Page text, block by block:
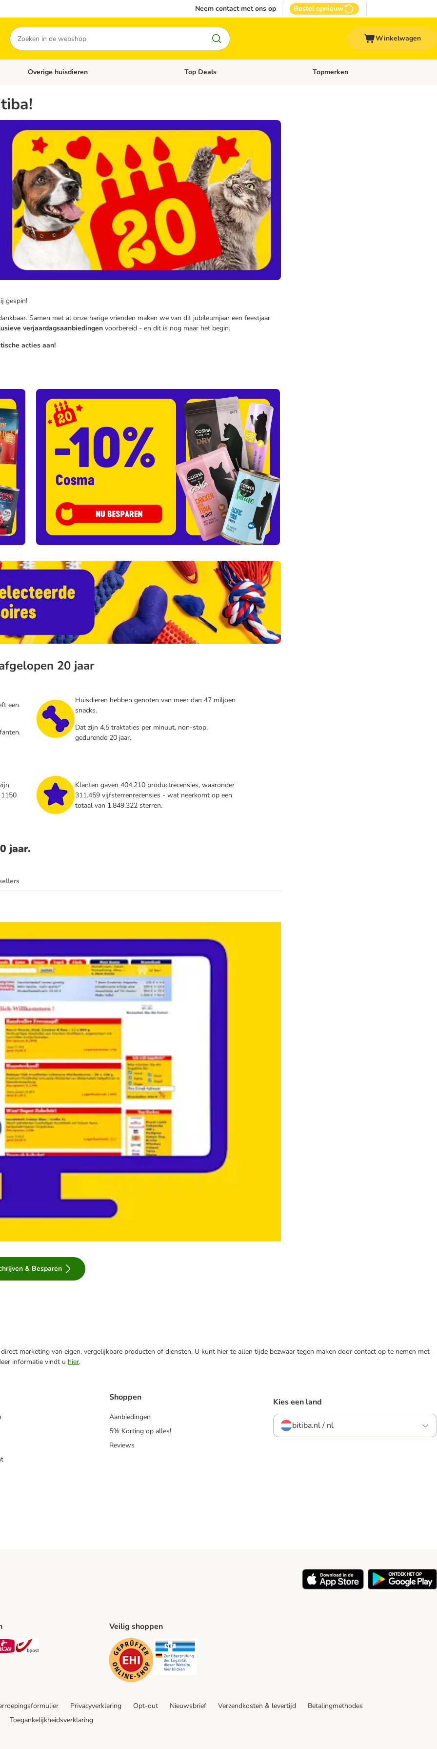
Neem contact met ons op Bestel opnieuw
Zoeken
Winkelwagen
Open categoriemenu: Katten
Overige huisdieren Open categoriemenu: Overige huisdieren
Top Deals Open categoriemenu: Top Deals
Topmerken
gespin!
Samen met al onze harige vrienden maken we van dit jubileumjaar een feestjaar
verjaardagsaanbiedingen voorbereid - en dit is nog maar het begin.
acties aan!
20 jaar
een
Huisdieren hebben genoten van meer dan 47 miljoen
snacks.
Dat zijn 4,5 traktaties per minuut, non-stop,
gedurende 20 jaar.
Klanten gaven 404.210 productrecensies, waaronder
311.459 vijfsterrenrecensies - wat neerkomt op een
totaal van 1.849.322 sterren.
jaar.
& Besparen
marketing van eigen, vergelijkbare producten of diensten. U kunt hier te allen tijde bezwaar tegen maken door contact op te nemen met
informatie vindt u hier.
Shoppen
Aanbiedingen
5% Korting op alles!
Reviews
Kies een land
bitiba.nl / nl
Method
Shipping Method
Mondial Relay Shipping Method
Veilig shoppen
Security
Privacyverklaring Opt-out Nieuwsbrief Verzendkosten & levertijd
Betalingmethodes
Toegankelijkheidsverklaring